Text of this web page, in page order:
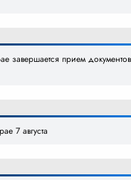
прием
7 августа